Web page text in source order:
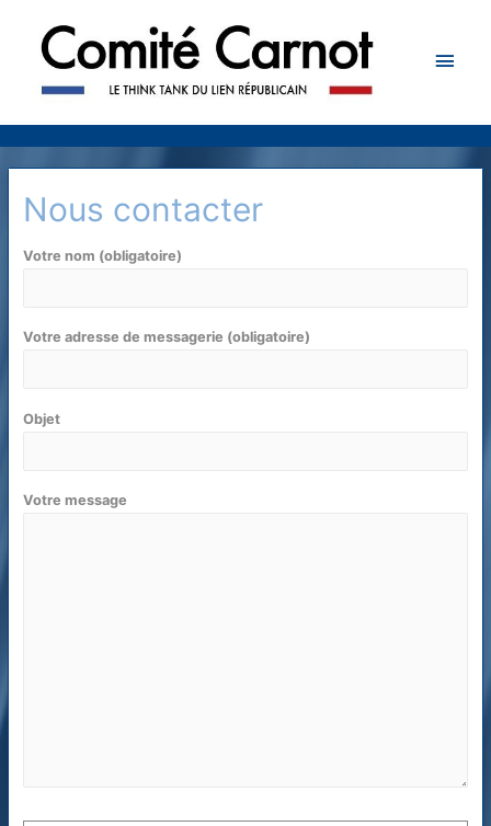
Nous contacter
Votre nom (obligatoire)
Votre adresse de messagerie (obligatoire)
Objet
Votre message